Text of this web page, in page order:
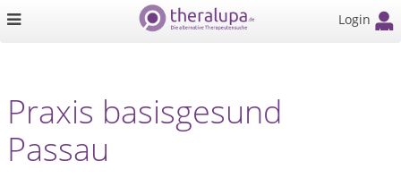
Login
Praxis basisgesund
Passau